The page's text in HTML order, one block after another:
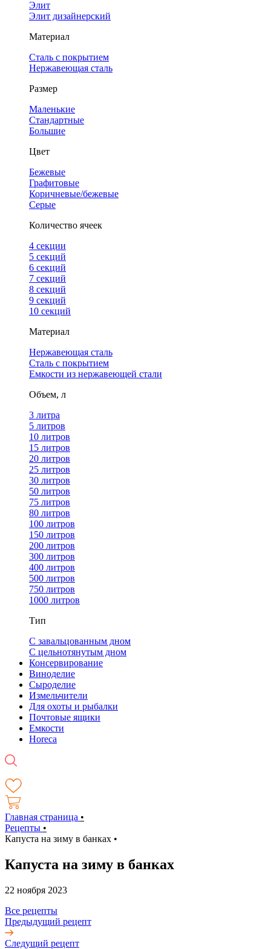
Элит
Элит дизайнерский
Материал
Сталь с покрытием
Нержавеющая сталь
Размер
Маленькие
Стандартные
Большие
Цвет
Бежевые
Графитовые
Коричневые/бежевые
Серые
Количество ячеек
4 cекции
5 секций
6 секций
7 секций
8 секций
9 секций
10 секций
Материал
Нержавеющая сталь
Сталь с покрытием
Емкости из нержавеющей стали
Объем, л
3 литра
5 литров
10 литров
15 литров
20 литров
25 литров
30 литров
50 литров
75 литров
80 литров
100 литров
150 литров
200 литров
300 литров
400 литров
500 литров
750 литров
1000 литров
Тип
С завальцованным дном
С цельнотянутым дном
Консервирование
Виноделие
Сыроделие
Измельчители
Для охоты и рыбалки
Почтовые ящики
Емкости
Horeca
Главная страница •
Рецепты •
Капуста на зиму в банках •
Капуста на зиму в банках
22 ноября 2023
Все рецепты
Предыдущий рецепт
Следущий рецепт